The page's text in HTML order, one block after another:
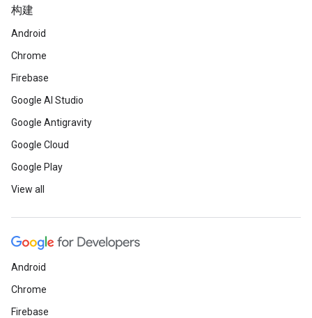
构建
Android
Chrome
Firebase
Google AI Studio
Google Antigravity
Google Cloud
Google Play
View all
Android
Chrome
Firebase